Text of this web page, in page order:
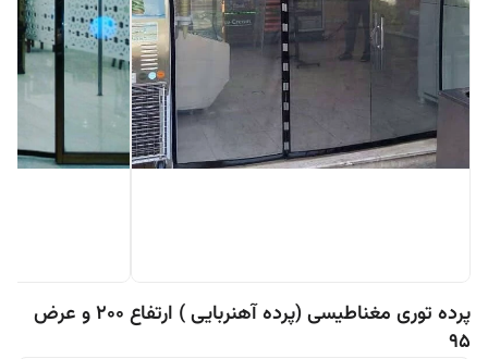
پرده توری مغناطیسی (پرده آهنربایی ) ارتفاع 200 و عرض
95